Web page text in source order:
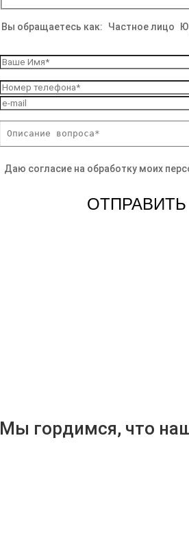
Вы обращаетесь как: Частное лицо
Даю согласие на обработку моих
ОТПРАВИТЬ
Мы гордимся, что